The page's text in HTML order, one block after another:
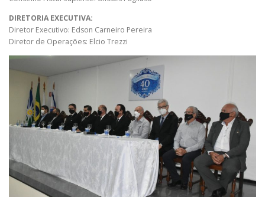
DIRETORIA EXECUTIVA:
Diretor Executivo: Edson Carneiro Pereira
Diretor de Operações: Elcio Trezzi